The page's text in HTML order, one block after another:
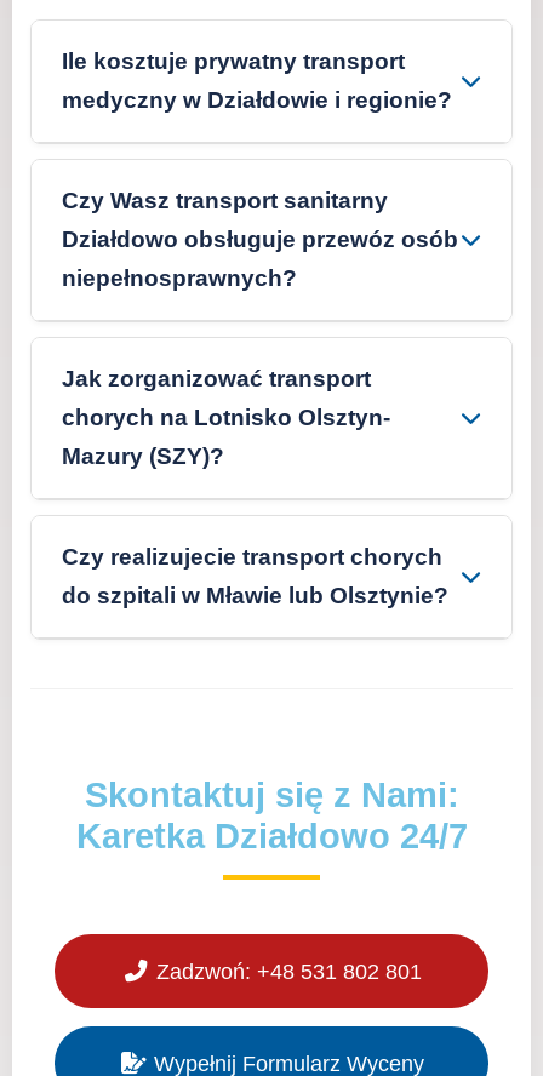
Ile kosztuje prywatny transport
medyczny w Działdowie i regionie?
Koszt transportu ustalamy indywidualnie,
bazując na długości trasy (Działdowo ->
Mława, Nidzica, Olsztyn) oraz stanie
pacjenta. W obrębie Działdowa i okolic
szybką wycenę po kontakcie telefonicznym
24/7.
Czy Wasz transport sanitarny
Działdowo obsługuje przewóz osób
niepełnosprawnych?
Tak, specjalizujemy się w **transporcie osób
niepełnosprawnych w Działdowie**. Nasze
karetki są przystosowane do bezpiecznego
przewozu pacjentów na wózkach
w asyście. Pomagamy również w
kompletowaniu dokumentów do
**dofinansowania PFRON**.
Jak zorganizować transport
chorych na Lotnisko Olsztyn-
Mazury (SZY)?
Organizujemy transport medyczny z
Działdowa prosto na Lotnisko SZY. Wystarczy
podać termin i dane pacjenta. Zapewniamy
Czy realizujecie transport chorych
do szpitali w Mławie lub Olsztynie?
w Olsztynie.
Skontaktuj się z Nami:
Karetka Działdowo 24/7
Zadzwoń: +48 531 802 801
Wypełnij Formularz Wyceny